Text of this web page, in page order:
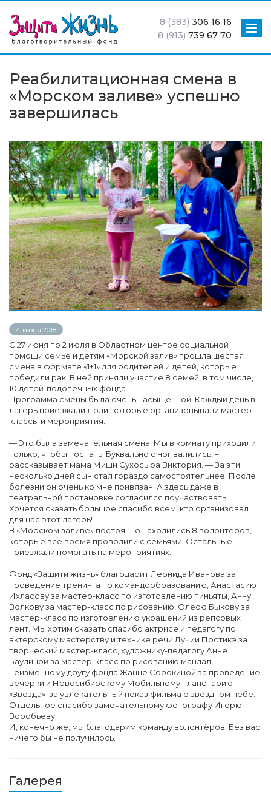
8 (383) 306 16 16
8 (913) 739 67 70
Реабилитационная смена в
«Морском заливе» успешно
завершилась
4 июля 2018
С 27 июня по 2 июля в Областном центре социальной
помощи семье и детям «Морской залив» прошла шестая
смена в формате «1+1» для родителей и детей, которые
победили рак. В ней приняли участие 8 семей, в том числе,
10 детей-подопечных фонда.
Программа смены была очень насыщенной. Каждый день в
лагерь приезжали люди, которые организовывали мастер-
классы и мероприятия.
— Это была замечательная смена. Мы в комнату приходили
только, чтобы поспать. Буквально с ног валились! –
рассказывает мама Миши Сухосыра Виктория. — За эти
несколько дней сын стал гораздо самостоятельнее. После
болезни он очень ко мне привязан. А здесь даже в
театральной постановке согласился поучаствовать.
Хочется сказать большое спасибо всем, кто организовал
для нас этот лагерь!
В «Морском заливе» постоянно находились 8 волонтеров,
которые все время проводили с семьями. Остальные
приезжали помогать на мероприятиях.
Фонд «Защити жизнь» благодарит Леонида Иванова за
проведение тренинга по командообразованию, Анастасию
Ихласову за мастер-класс по изготовлению пиньяты, Анну
Волкову за мастер-класс по рисованию, Олесю Быкову за
мастер-класс по изготовлению украшений из репсовых
лент. Мы хотим сказать спасибо актрисе и педагогу по
актерскому мастерству и технике речи Лучии Постикэ за
творческий мастер-класс, художнику-педагогу Анне
Баулиной за мастер-класс по рисованию мандал,
неизменному другу фонда Жанне Сорокиной за проведение
вечерки и Новосибирскому Мобильному планетарию
«Звезда» за увлекательный показ фильма о звёздном небе.
Отдельное спасибо замечательному фотографу Игорю
Воробьеву.
И, конечно же, мы благодарим команду волонтёров! Без вас
ничего бы не получилось.
Галерея